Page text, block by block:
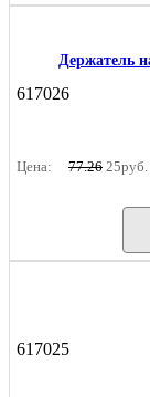
Держатель
617026
Цена: 77.26 25руб.
617025